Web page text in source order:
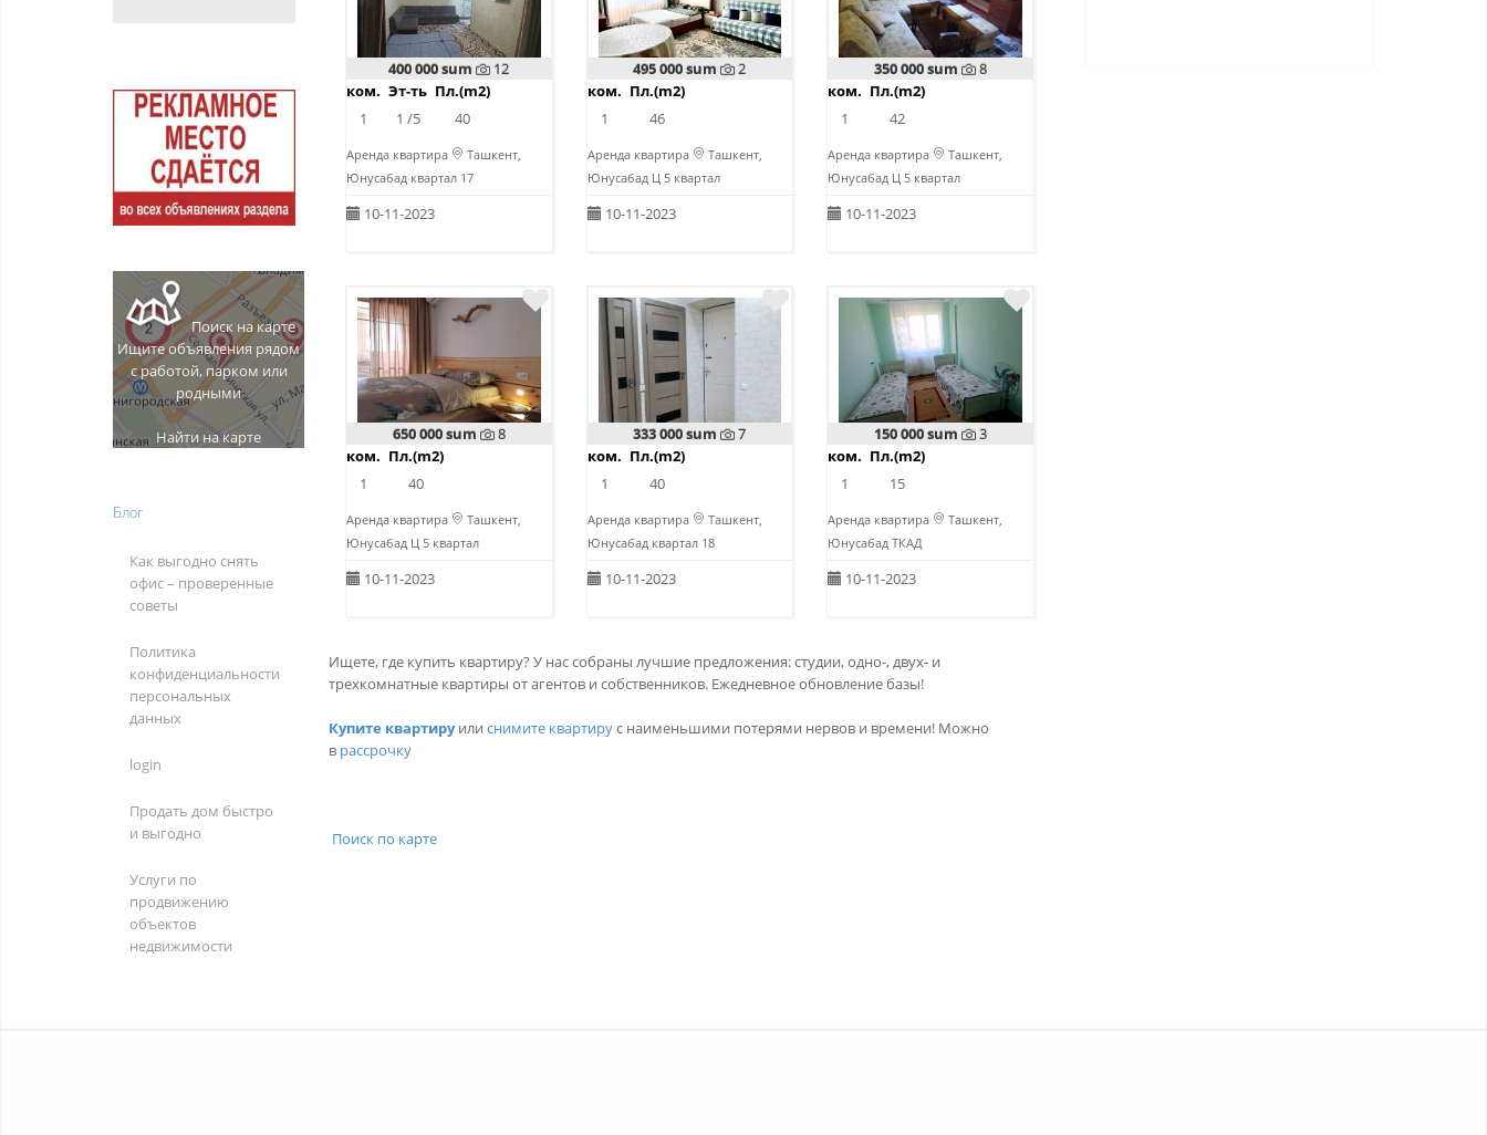
Поиск на карте
Ищите объявления рядом
с работой, парком или
родными
Найти на карте
Блог
Как выгодно снять
офис – проверенные
советы
Политика
конфиденциальности
персональных
данных
login
Продать дом быстро
и выгодно
Услуги по
продвижению
объектов
недвижимости
400 000 sum
12
ком.
1
Эт-ть
1 /5
Пл.(m2)
40
Аренда квартира
Ташкент,
Юнусабад квартал 17
10-11-2023
495 000 sum
2
ком.
1
Пл.(m2)
46
Аренда квартира
Ташкент,
Юнусабад Ц 5 квартал
10-11-2023
350 000 sum
8
ком.
1
Пл.(m2)
42
Аренда квартира
Ташкент,
Юнусабад Ц 5 квартал
10-11-2023
650 000 sum
8
ком.
1
Пл.(m2)
40
Аренда квартира
Ташкент,
Юнусабад Ц 5 квартал
10-11-2023
333 000 sum
7
ком.
1
Пл.(m2)
40
Аренда квартира
Ташкент,
Юнусабад квартал 18
10-11-2023
150 000 sum
3
ком.
1
Пл.(m2)
15
Аренда квартира
Ташкент,
Юнусабад ТКАД
10-11-2023
Ищете, где купить квартиру? У нас собраны лучшие предложения: студии, одно-, двух- и
трехкомнатные квартиры от агентов и собственников. Ежедневное обновление базы!
Купите квартиру или снимите квартирус наименьшими потерями нервов и времени! Можно
в рассрочку
Поиск по карте